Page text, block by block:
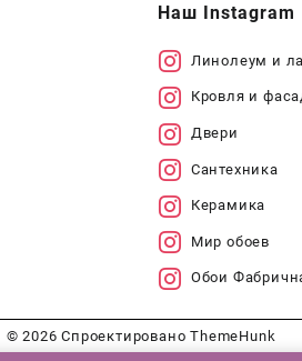
Наш Instagram
Линолеум и
Кровля и
Двери
Сантехника
Керамика
Мир обоев
Обои
© 2026Спроектировано ThemeHunk